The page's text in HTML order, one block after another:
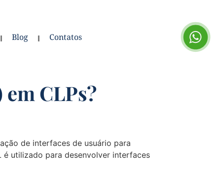
Blog Contatos
CLPs?
de interfaces de usuário para
é utilizado para desenvolver interfaces